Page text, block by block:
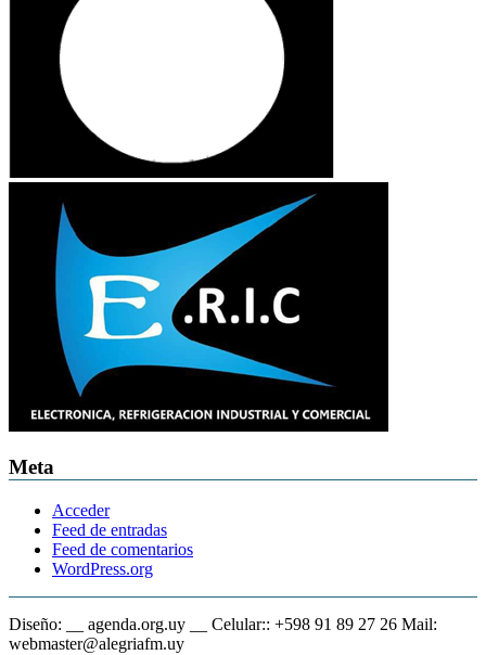
Meta
Acceder
Feed de entradas
Feed de comentarios
WordPress.org
Diseño: __ agenda.org.uy __ Celular:: +598 91 89 27 26 Mail:
webmaster@alegriafm.uy